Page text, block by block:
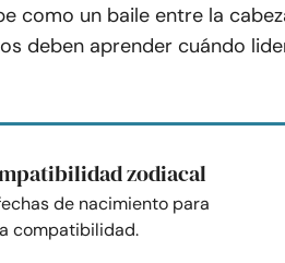
como un baile entre la
deben aprender cuándo
zodiacal
de nacimiento para
compatibilidad.